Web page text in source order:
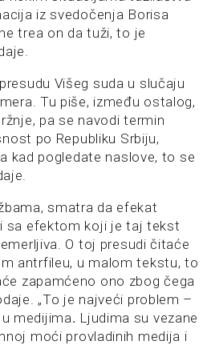
iz svedočenja Borisa
trea on da tuži, to je
Višeg suda u slučaju
Tu piše, između ostalog,
pa se navodi termin
po Republiku Srbiju,
kad pogledate naslove, to se
smatra da efekat
sa efektom koji je taj tekst
O toj presudi čitaće
antrfileu, u malom tekstu, to
zapamćeno ono zbog čega
„To je najveći problem –
medijima. Ljudima su vezane
moći provladinih medija i